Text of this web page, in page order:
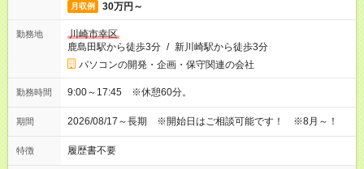
月収例 30万円～
勤務地
川崎市幸区
鹿島田駅から徒歩3分 / 新川崎駅から徒歩3分
パソコンの開発・企画・保守関連の会社
勤務時間 9:00～17:45 ※休憩60分。
期間 2026/08/17～長期 ※開始日はご相談可能です！ ※8月～！
特徴 履歴書不要